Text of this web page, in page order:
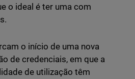
o ideal é ter uma com
o início de uma nova
de credenciais, em que a
de utilização têm